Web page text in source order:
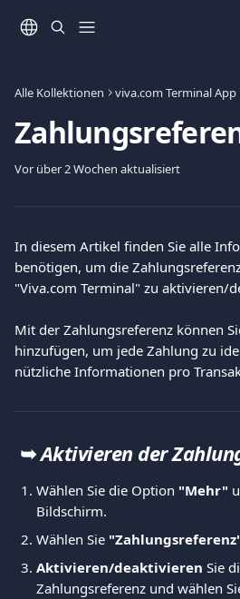
Alle Kollektionen viva.com Terminal App
Vor über 2 Wochen aktualisiert
In diesem Artikel finden Sie alle
benötigen, um die
"Viva.com Terminal" zu aktivieren/
Mit der Zahlungsreferenz können
hinzufügen, um jede Zahlung zu
nützliche Informationen pro
➥ Aktivieren der
Wählen Sie die Option "Mehr"
Bildschirm.
Wählen Sie
Aktivieren/deaktivieren Sie
Zahlungsreferenz und wählen